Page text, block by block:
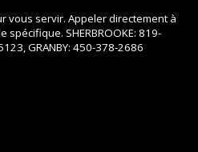
vous servir. Appeler directement à
SHERBROOKE: 819-
GRANBY: 450-378-2686